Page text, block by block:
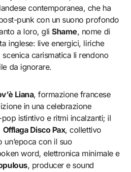
contemporanea, che ha
punk con un suono profondo
a loro, gliShame, nome di
inglese: live energici, liriche
scenica carismatica li rendono
da ignorare.
Liana, formazione francese
in una celebrazione
istintivo e ritmi incalzanti; il
Offlaga Disco Pax, collettivo
un’epoca con il suo
word, elettronica minimale e
, producer e sound